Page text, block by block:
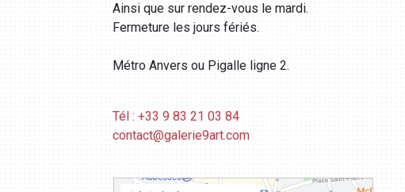
Ainsi que sur rendez-vous le mardi.
Fermeture les jours fériés.
Métro Anvers ou Pigalle ligne 2.
Tél : +33 9 83 21 03 84
contact@galerie9art.com